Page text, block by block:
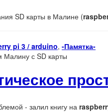
SD карты в Малине (
pi 3 / arduino, -Памятка-
Малину с SD карты
- залил книгу на